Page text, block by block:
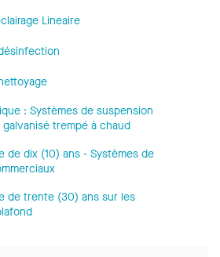
Lineaire
: Systèmes de suspension
galvanisé trempé à chaud
de dix (10) ans - Systèmes de
de trente (30) ans sur les